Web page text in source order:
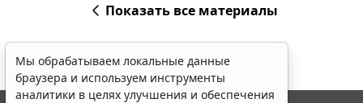
Показать все материалы
Мы обрабатываем локальные данные
браузера и используем инструменты
аналитики в целях улучшения и обеспечения